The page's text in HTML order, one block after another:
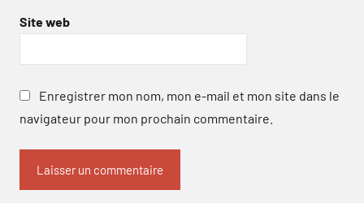
Site web
Enregistrer mon nom, mon e-mail et mon site dans le
navigateur pour mon prochain commentaire.